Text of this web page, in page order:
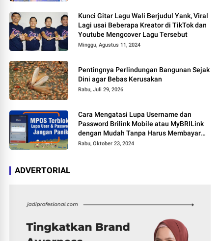
Kunci Gitar Lagu Wali Berjudul Yank, Viral
Lagi usai Beberapa Kreator di TikTok dan
Youtube Mengcover Lagu Tersebut
Minggu, Agustus 11, 2024
Pentingnya Perlindungan Bangunan Sejak
Dini agar Bebas Kerusakan
Rabu, Juli 29, 2026
Cara Mengatasi Lupa Username dan
Password Brilink Mobile atau MyBRILink
dengan Mudah Tanpa Harus Membayar
Jasa
Rabu, Oktober 23, 2024
ADVERTORIAL